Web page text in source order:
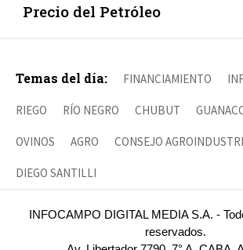
Precio del Petróleo
Temas del día: FINANCIAMIENTO
RIEGO RÍO NEGRO CHUBUT
OVINOS AGRO CONSEJO
DIEGO SANTILLI
INFOCAMPO DIGITAL MEDIA S.A. -
reservados.